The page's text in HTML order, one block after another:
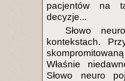
pacjentów na
decyzje...
Słowo
kontekstach.
Właśnie
Słowo neuro